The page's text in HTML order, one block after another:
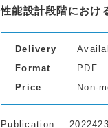
性能設計段階におけ
Delivery
Format
PDF
Price
Non-
Publication